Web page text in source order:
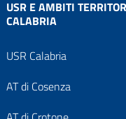
USR E AMBITI
CALABRIA
USR Calabria
AT di Cosenza